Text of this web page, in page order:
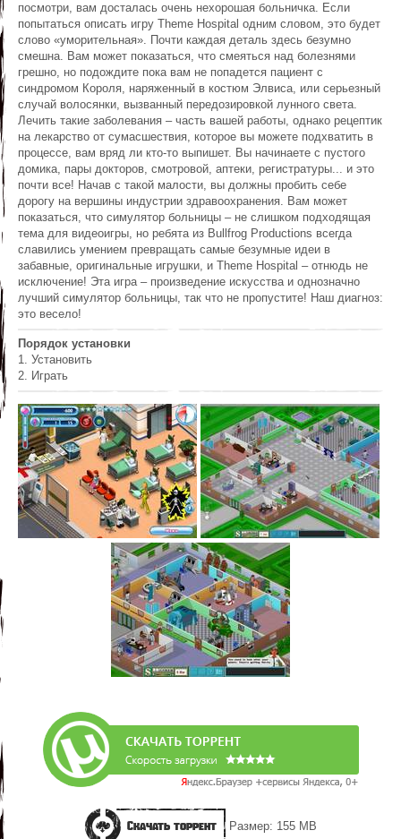
посмотри, вам досталась очень нехорошая больничка. Если
попытаться описать игру Theme Hospital одним словом, это будет
слово «уморительная». Почти каждая деталь здесь безумно
смешна. Вам может показаться, что смеяться над болезнями
грешно, но подождите пока вам не попадется пациент с
синдромом Короля, наряженный в костюм Элвиса, или серьезный
случай волосянки, вызванный передозировкой лунного света.
Лечить такие заболевания – часть вашей работы, однако рецептик
на лекарство от сумасшествия, которое вы можете подхватить в
процессе, вам вряд ли кто-то выпишет. Вы начинаете с пустого
домика, пары докторов, смотровой, аптеки, регистратуры... и это
почти все! Начав с такой малости, вы должны пробить себе
дорогу на вершины индустрии здравоохранения. Вам может
показаться, что симулятор больницы – не слишком подходящая
тема для видеоигры, но ребята из Bullfrog Productions всегда
славились умением превращать самые безумные идеи в
забавные, оригинальные игрушки, и Theme Hospital – отнюдь не
исключение! Эта игра – произведение искусства и однозначно
лучший симулятор больницы, так что не пропустите! Наш диагноз:
это весело!
Порядок установки
1. Установить
2. Играть
Скачать торрент Размер: 155 MB